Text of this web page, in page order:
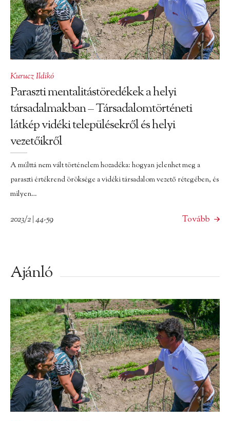
Kurucz Ildikó
Paraszti mentalitástöredékek a helyi
társadalmakban – Társadalomtörténeti
látkép vidéki településekről és helyi
vezetőikről
A múlttá nem vált történelem hozadéka: hogyan jelenhet meg a
paraszti értékrend öröksége a vidéki társadalom vezető rétegében, és
milyen…
2023/2 | 44-59 Tovább
Ajánló